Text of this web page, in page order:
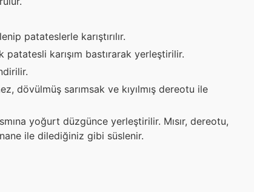
patateslerle karıştırılır.
patatesli karışım bastırarak yerleştirilir.
dövülmüş sarımsak ve kıyılmış dereotu ile
yoğurt düzgünce yerleştirilir. Mısır, dereotu,
ile dilediğiniz gibi süslenir.